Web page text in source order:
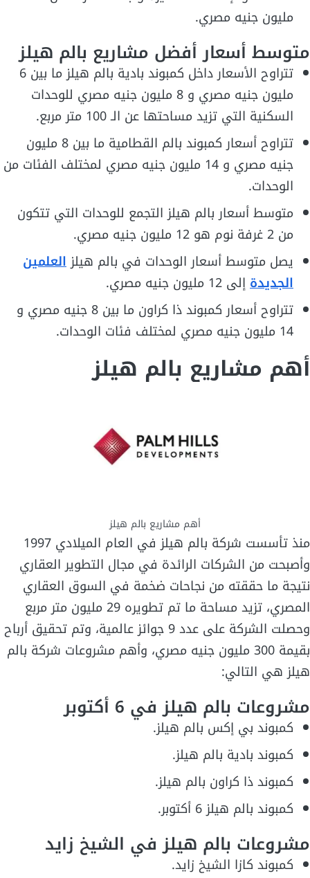
مليون جنيه مصري.
متوسط أسعار أفضل مشاريع بالم هيلز
تتراوح الأسعار داخل كمبوند بادية بالم هيلز ما بين 6
مليون جنيه مصري و 8 مليون جنيه مصري للوحدات
السكنية التي تزيد مساحتها عن الـ 100 متر مربع.
تتراوح أسعار كمبوند بالم القطامية ما بين 8 مليون
جنيه مصري و 14 مليون جنيه مصري لمختلف الفئات من
الوحدات.
متوسط أسعار بالم هيلز التجمع للوحدات التي تتكون
من 2 غرفة نوم هو 12 مليون جنيه مصري.
يصل متوسط أسعار الوحدات في بالم هيلزالعلمين
الجديدةإلى 12 مليون جنيه مصري.
تتراوح أسعار كمبوند ذا كراون ما بين 8 جنيه مصري و
14 مليون جنيه مصري لمختلف فئات الوحدات.
أهم مشاريع بالم هيلز
أهم مشاريع بالم هيلز
منذ تأسست شركة بالم هيلز في العام الميلادي 1997
وأصبحت من الشركات الرائدة في مجال التطوير العقاري
نتيجة ما حققته من نجاحات ضخمة في السوق العقاري
المصري، تزيد مساحة ما تم تطويره 29 مليون متر مربع
وحصلت الشركة على عدد 9 جوائز عالمية، وتم تحقيق أرباح
بقيمة 300 مليون جنيه مصري، وأهم مشروعات شركة بالم
هيلز هي التالي:
مشروعات بالم هيلز في 6 أكتوبر
كمبوند بي إكس بالم هيلز.
كمبوند بادية بالم هيلز.
كمبوند ذا كراون بالم هيلز.
كمبوند بالم هيلز 6 أكتوبر.
مشروعات بالم هيلز في الشيخ زايد
كمبوند كازا الشيخ زايد.